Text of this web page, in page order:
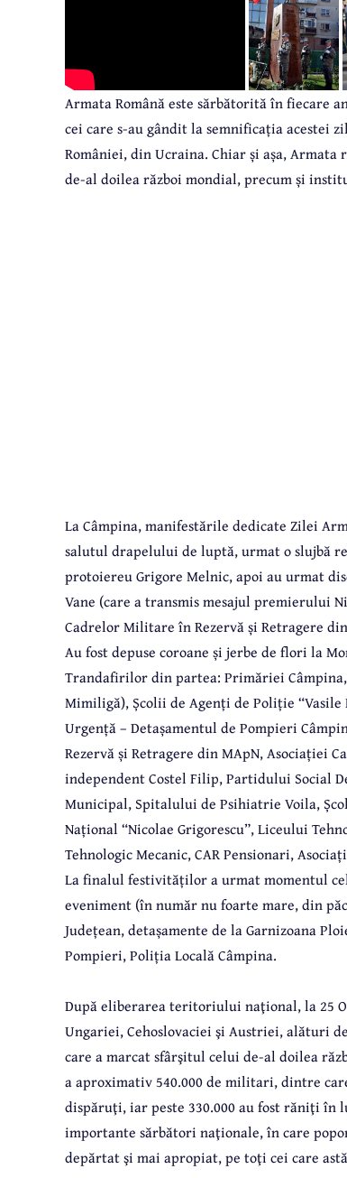
Armata Română este sărbătorită în fiecare
cei care s-au gândit la semnificația acestei
României, din Ucraina. Chiar și așa,
de-al doilea război mondial, precum și
La Câmpina, manifestările dedicate Zilei
salutul drapelului de luptă, urmat o slujbă
protoiereu Grigore Melnic, apoi au urmat
Vane (care a transmis mesajul premierului
Cadrelor Militare în Rezervă și Retragere
Au fost depuse coroane și jerbe de flori la
Trandafirilor din partea: Primăriei
Mimiligă), Școlii de Agenți de Poliție
Urgență – Detașamentul de Pompieri
Rezervă și Retragere din MApN, Asociației
independent Costel Filip, Partidului Social
Municipal, Spitalului de Psihiatrie Voila,
Național “Nicolae Grigorescu”, Liceului
Tehnologic Mecanic, CAR Pensionari,
La finalul festivităților a urmat momentul
eveniment (în număr nu foarte mare, din
Județean, detașamente de la Garnizoana
Pompieri, Poliția Locală Câmpina.
După eliberarea teritoriului naţional, la 25
Ungariei, Cehoslovaciei şi Austriei, alături
care a marcat sfârşitul celui de-al doilea
a aproximativ 540.000 de militari, dintre
dispăruţi, iar peste 330.000 au fost răniţi în
importante sărbători naţionale, în care
depărtat şi mai apropiat, pe toţi cei care